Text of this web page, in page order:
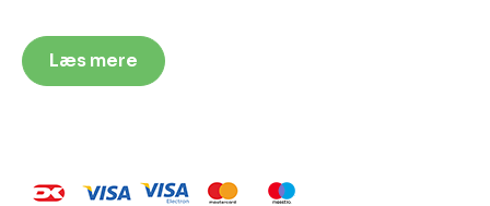
Læs mere